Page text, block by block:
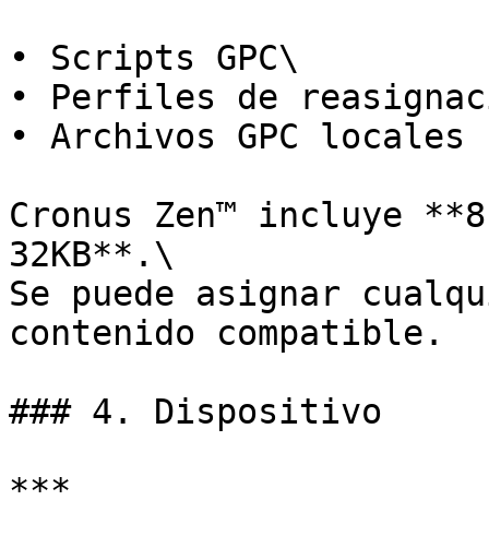
• Scripts GPC\
• Perfiles de
• Archivos GPC locales
Cronus Zen™ incluye
32KB**.\
Se puede asignar
contenido compatible.
### 4. Dispositivo
***